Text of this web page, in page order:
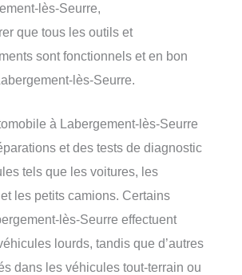
lès-Seurre,
que tous les outils et
sont fonctionnels et en bon
lès-Seurre.
à Labergement-lès-Seurre
et des tests de diagnostic
tels que les voitures, les
les petits camions. Certains
lès-Seurre effectuent
lourds, tandis que d’autres
dans les véhicules tout-terrain ou